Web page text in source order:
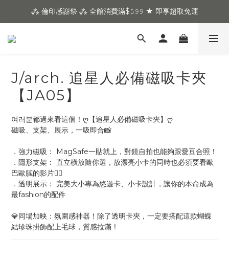
⁂ 倫印感謝祭 ⁂ 全館消費滿$𝟻𝟿𝟿 ★ 即享超取免運
J/arch. 追星人必備磁吸卡夾
【JA05】
여러분都過來看這個！ღ【追星人必備磁吸卡夾】ღ
磁吸、支架、展示，一吸即合📸
．強力磁吸： MagSafe一貼就上，對鏡自拍也能夠跟愛豆合照！
．隱形支架： 直立橫放隨你選，放漂亮小卡的同時也必須要看歐
巴歐膩的影片✌🏻
．透明展示： 完美大小專為悠遊卡、小卡設計，讓你的本命成為
最fashion的配件
💎同場加映：氛圍感神器！除了透明卡夾，一定要搭配這款蝴蝶
結珍珠掛飾配上毛球，質感拉滿！